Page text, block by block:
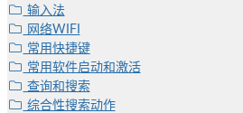
输入法
网络WIFI
常用快捷键
常用软件启动和激活
查询和搜索
综合性搜索动作